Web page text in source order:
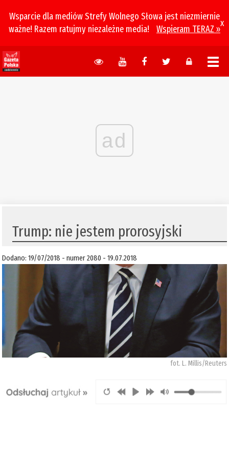
Wsparcie dla mediów Strefy Wolnego Słowa jest niezmiernie
ważne! Razem ratujmy niezależne media!
Wspieram TERAZ »
x
ad
Trump: nie jestem prorosyjski
Dodano: 19/07/2018 - numer 2080 - 19.07.2018
fot. L. Millis/Reuters